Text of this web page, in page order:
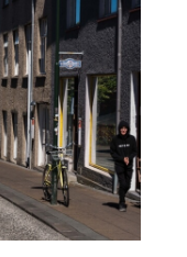
dorée dans les
Haytham-